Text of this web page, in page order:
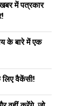
में पत्रकार
के बारे में एक
लिए वैकेंसी!